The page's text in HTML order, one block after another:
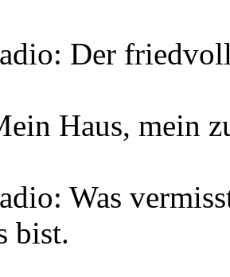
Der
Haus, mein
Was
bist.